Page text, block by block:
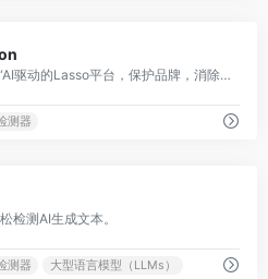
Lasso Moderation: “AI驱动的Lasso平台，保护品牌，消除有害内容，确保用户安全。”
测器
检测AI生成文本。
测器 大型语言模型（LLMs）